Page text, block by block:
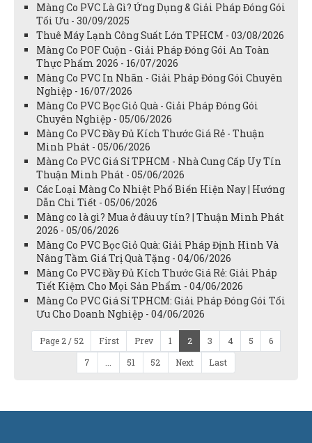
Màng Co PVC Là Gì? Ứng Dụng & Giải Pháp Đóng Gói
Tối Ưu - 30/09/2025
Thuê Máy Lạnh Công Suất Lớn TPHCM - 03/08/2026
Màng Co POF Cuộn - Giải Pháp Đóng Gói An Toàn
Thực Phẩm 2026 - 16/07/2026
Màng Co PVC In Nhãn - Giải Pháp Đóng Gói Chuyên
Nghiệp - 16/07/2026
Màng Co PVC Bọc Giỏ Quà - Giải Pháp Đóng Gói
Chuyên Nghiệp - 05/06/2026
Màng Co PVC Đầy Đủ Kích Thước Giá Rẻ - Thuận
Minh Phát - 05/06/2026
Màng Co PVC Giá Sỉ TPHCM - Nhà Cung Cấp Uy Tín
Thuận Minh Phát - 05/06/2026
Các Loại Màng Co Nhiệt Phổ Biến Hiện Nay | Hướng
Dẫn Chi Tiết - 05/06/2026
Màng co là gì? Mua ở đâu uy tín? | Thuận Minh Phát
2026 - 05/06/2026
Màng Co PVC Bọc Giỏ Quà: Giải Pháp Định Hình Và
Nâng Tầm Giá Trị Quà Tặng - 04/06/2026
Màng Co PVC Đầy Đủ Kích Thước Giá Rẻ: Giải Pháp
Tiết Kiệm Cho Mọi Sản Phẩm - 04/06/2026
Màng Co PVC Giá Sỉ TPHCM: Giải Pháp Đóng Gói Tối
Ưu Cho Doanh Nghiệp - 04/06/2026
Page 2 / 52 First Prev 1 2 3 4 5
6
7
... 51 52 Next Last